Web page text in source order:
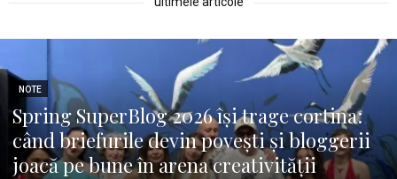
NOTE
Spring SuperBlog 2026 își trage cortina:
când briefurile devin povești și bloggerii
joacă pe bune în arena creativității